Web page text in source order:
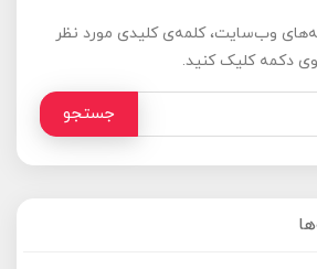
وب‌سایت، کلمه‌ی کلیدی مورد نظر
دکمه کلیک کنید.
جستجو